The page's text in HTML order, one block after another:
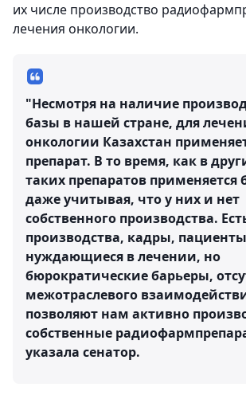
их числе производство
лечения онкологии.
"Несмотря на наличие
базы в нашей стране, для
онкологии Казахстан
препарат. В то время, как в
таких препаратов применяется
даже учитывая, что у них и нет
собственного производства.
производства, кадры,
нуждающиеся в лечении, но
бюрократические барьеры,
межотраслевого
позволяют нам активно
собственные
указала сенатор.